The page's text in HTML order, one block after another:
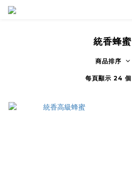
統香蜂蜜
商品排序
每頁顯示 24 個